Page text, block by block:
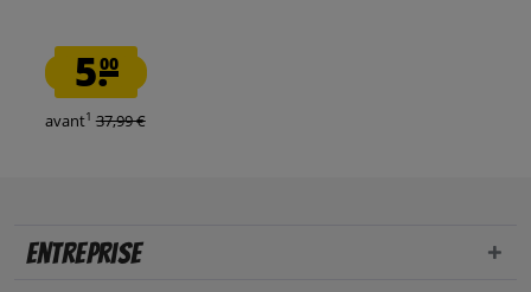
5.00
avant1 37,99 €
Entreprise